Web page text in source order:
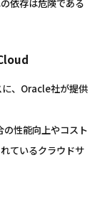
依存は危険である
に、Oracle社が提供
性能向上やコスト
ているクラウドサ